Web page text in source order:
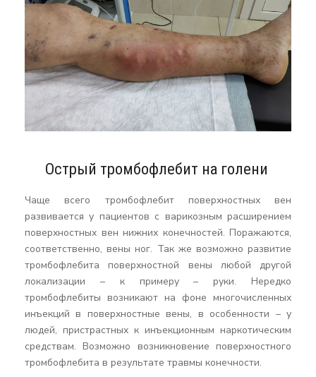
Острый тромбофлебит на голени
Чаще всего тромбофлебит поверхностных вен
развивается у пациентов с варикозным расширением
поверхностных вен нижних конечностей. Поражаются,
соответственно, вены ног. Так же возможно развитие
тромбофлебита поверхностной вены любой другой
локализации – к примеру – руки. Нередко
тромбофлебиты возникают на фоне многочисленных
инъекций в поверхностные вены, в особенности – у
людей, пристрастных к инъекционным наркотическим
средствам. Возможно возникновение поверхностного
тромбофлебита в результате травмы конечности.